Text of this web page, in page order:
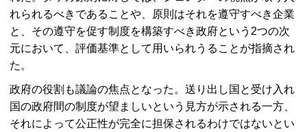
れられるべきであることや、原則はそれを遵守すべき企業
と、その遵守を促す制度を構築すべき政府という2つの次
元において、評価基準として用いられうることが指摘され
た。
政府の役割も議論の焦点となった。送り出し国と受け入れ
国の政府間の制度が望ましいという見方が示される一方、
それによって公正性が完全に担保されるわけではないとい